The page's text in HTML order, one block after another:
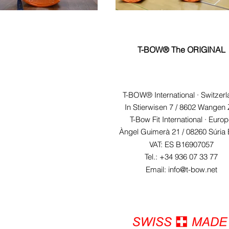
T-BOW® The ORIGINAL
T-BOW® International ·
In Stierwisen 7 / 8602 Wangen
T-Bow Fit International ·
Àngel Guimerà 21 /08260 Súria
VAT: ES B16907057
Tel.: +34 936 07 33 77
Email: info@t-bow.net